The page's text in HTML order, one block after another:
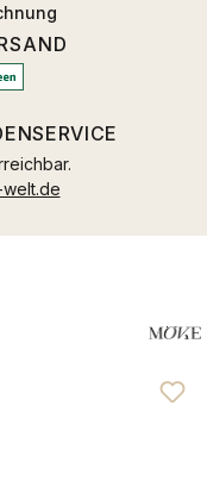
5 Sternen